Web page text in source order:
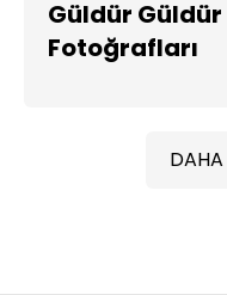
Güldür Güldür
Fotoğrafları
DAHA